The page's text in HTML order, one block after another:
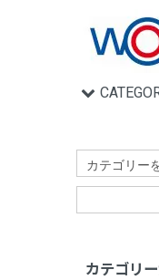
カテゴリ